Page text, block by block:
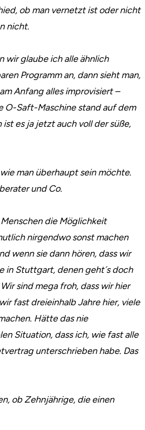
ob man vernetzt ist oder nicht
nicht.
wir glaube ich alle ähnlich
Programm an, dann sieht man,
Anfang alles improvisiert –
O-Saft-Maschine stand auf dem
es ja jetzt auch voll der süße,
man überhaupt sein möchte.
und Co.
die Möglichkeit
nirgendwo sonst machen
wenn sie dann hören, dass wir
in Stuttgart, denen geht´s doch
sind mega froh, dass wir hier
fast dreieinhalb Jahre hier, viele
Hätte das nie
Situation, dass ich, wie fast alle
unterschrieben habe. Das
ob Zehnjährige, die einen